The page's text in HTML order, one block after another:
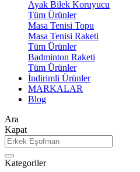
Ayak Bilek Koruyucu
Tüm Ürünler
Masa Tenisi Topu
Masa Tenisi Raketi
Tüm Ürünler
Badminton Raketi
Tüm Ürünler
İndirimli Ürünler
MARKALAR
Blog
Ara
Kapat
Kategoriler